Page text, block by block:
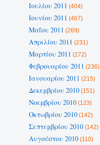
Ιουλίου 2011 (404)
Ιουνίου 2011 (467)
Μαΐου 2011 (269)
Απριλίου 2011 (231)
Μαρτίου 2011 (272)
Φεβρουαρίου 2011 (236)
Ιανουαρίου 2011 (215)
Δεκεμβρίου 2010(151)
Νοεμβρίου 2010(123)
Οκτωβρίου 2010(142)
Σεπτεμβρίου 2010(142)
Αυγούστου 2010(110)